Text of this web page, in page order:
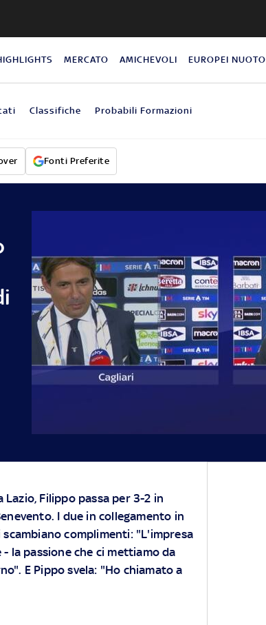
MERCATO AMICHEVOLI EUROPEI NUOTO
Classifiche Probabili Formazioni
Fonti Preferite
Filippo passa per 3-2 in
I due in collegamento in
complimenti: "L'impresa
la passione che ci mettiamo da
E Pippo svela: "Ho chiamato a